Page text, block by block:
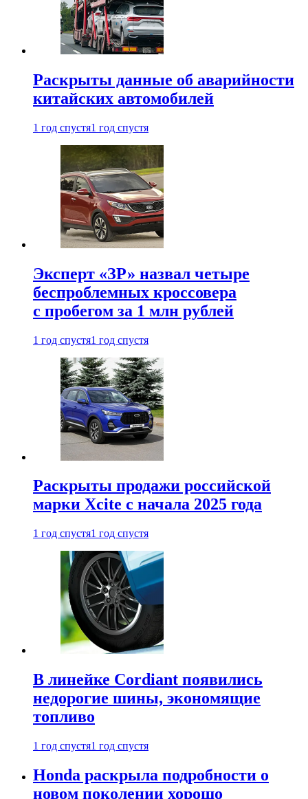
Раскрыты данные об аварийности
китайских автомобилей
1 год спустя1 год спустя
Эксперт «ЗР» назвал четыре
беспроблемных кроссовера
с пробегом за 1 млн рублей
1 год спустя1 год спустя
Раскрыты продажи российской
марки Xcite с начала 2025 года
1 год спустя1 год спустя
В линейке Cordiant появились
недорогие шины, экономящие
топливо
1 год спустя1 год спустя
Honda раскрыла подробности о
новом поколении хорошо